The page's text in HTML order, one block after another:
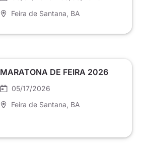
Feira de Santana , BA
MARATONA DE FEIRA 2026
05/17/2026
Feira de Santana , BA